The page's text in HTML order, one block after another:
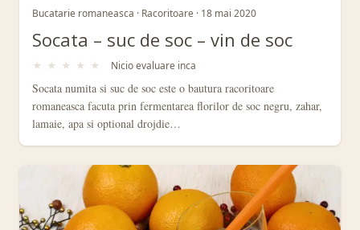
Bucatarie romaneasca · Racoritoare · 18 mai 2020
Socata – suc de soc – vin de soc
★ ★ ★ ★ ★ Nicio evaluare inca
Socata numita si suc de soc este o bautura racoritoare
romaneasca facuta prin fermentarea florilor de soc negru, zahar,
lamaie, apa si optional drojdie…